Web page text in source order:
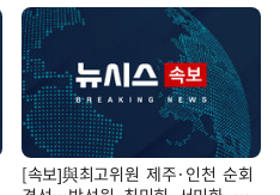
[속보]與최고위원 제주·인천 순회